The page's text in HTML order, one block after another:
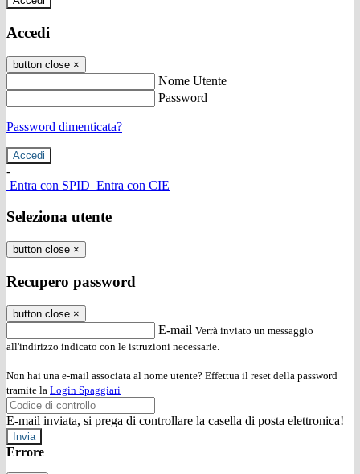
Accedi
button close ×
Nome Utente
Password
Password dimenticata?
-
Entra con SPID Entra con CIE
Seleziona utente
button close ×
Recupero password
button close ×
E-mail Verrà inviato un messaggio
all'indirizzo indicato con le istruzioni necessarie.
Non hai una e-mail associata al nome utente? Effettua il reset della password
tramite la Login Spaggiari
E-mail inviata, si prega di controllare la casella di posta elettronica!
Errore